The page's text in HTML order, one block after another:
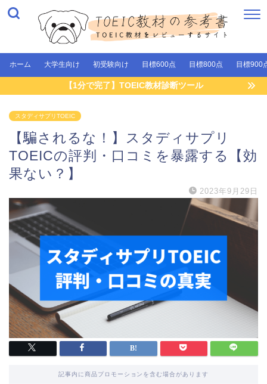
ホーム 大学生向け 初受験向け 目標600点 目標800点 目標900
【1分で完了】TOEIC教材診断ツール
スタディサプリTOEIC
【騙されるな！】スタディサプリ
TOEICの評判・口コミを暴露する【効
果ない？】
2023年9月29日
記事内に商品プロモーションを含む場合があります